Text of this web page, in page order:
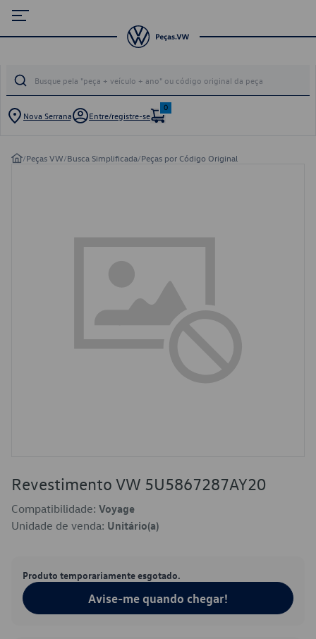
Nova Serrana Entre/registre-se
0
/Peças VW/Busca Simplificada/Peças por Código Original
Revestimento VW 5U5867287AY20
Compatibilidade: Voyage
Unidade de venda: Unitário(a)
Produto temporariamente esgotado.
Avise-me quando chegar!